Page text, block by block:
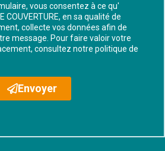
vous consentez à ce qu'
COUVERTURE, en sa qualité de
collecte vos données afin de
message. Pour faire valoir votre
consultez notre politique de
Envoyer